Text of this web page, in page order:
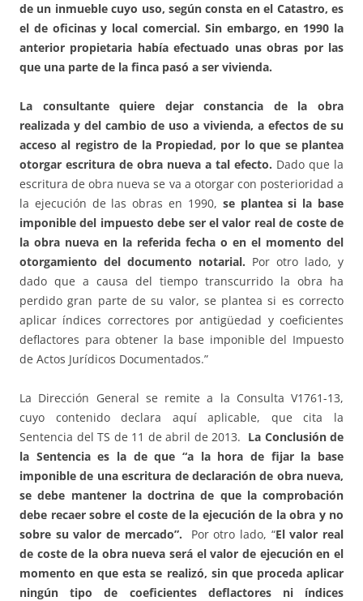
de un inmueble cuyo uso, según consta en el Catastro, es
el de oficinas y local comercial. Sin embargo, en 1990 la
anterior propietaria había efectuado unas obras por las
que una parte de la finca pasó a ser vivienda.
La consultante quiere dejar constancia de la obra
realizada y del cambio de uso a vivienda, a efectos de su
acceso al registro de la Propiedad, por lo que se plantea
otorgar escritura de obra nueva a tal efecto. Dado que la
escritura de obra nueva se va a otorgar con posterioridad a
la ejecución de las obras en 1990, se plantea si la base
imponible del impuesto debe ser el valor real de coste de
la obra nueva en la referida fecha o en el momento del
otorgamiento del documento notarial. Por otro lado, y
dado que a causa del tiempo transcurrido la obra ha
perdido gran parte de su valor, se plantea si es correcto
aplicar índices correctores por antigüedad y coeficientes
deflactores para obtener la base imponible del Impuesto
de Actos Jurídicos Documentados.”
La Dirección General se remite a la Consulta V1761-13,
cuyo contenido declara aquí aplicable, que cita la
Sentencia del TS de 11 de abril de 2013. La Conclusión de
la Sentencia es la de que “a la hora de fijar la base
imponible de una escritura de declaración de obra nueva,
se debe mantener la doctrina de que la comprobación
debe recaer sobre el coste de la ejecución de la obra y no
sobre su valor de mercado”. Por otro lado, “El valor real
de coste de la obra nueva será el valor de ejecución en el
momento en que esta se realizó, sin que proceda aplicar
ningún tipo de coeficientes deflactores ni índices